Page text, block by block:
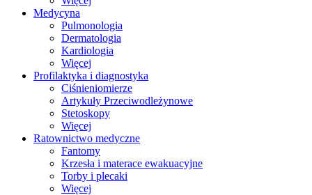
Medycyna
Pulmonologia
Dermatologia
Kardiologia
Więcej
Profilaktyka i diagnostyka
Ciśnieniomierze
Artykuły Przeciwodleżynowe
Stetoskopy
Więcej
Ratownictwo medyczne
Fantomy
Krzesła i materace ewakuacyjne
Torby i plecaki
Więcej